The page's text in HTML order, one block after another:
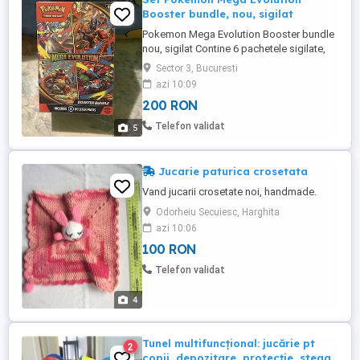
5
Booster bundle, nou, sigilat
Pokemon Mega Evolution Booster bundle
nou, sigilat Contine 6 pachetele sigilate,
adica 60 de cartonase. In mod normal la
un booster bundle gasiti carti mai bune
decat daca ati cumpara boosterele
separate.
Sector 3, Bucuresti
azi 10:09
200 RON
Telefon validat
4
Jucarie paturica crosetata
Vand jucarii crosetate noi, handmade.
Odorheiu Secuiesc, Harghita
azi 10:06
100 RON
Telefon validat
2
Tunel multifuncțional: jucărie pt